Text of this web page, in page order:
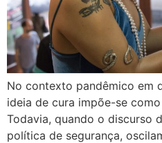
No contexto pandêmico em
ideia de cura impõe-se
Todavia, quando o discurso
política de segurança,